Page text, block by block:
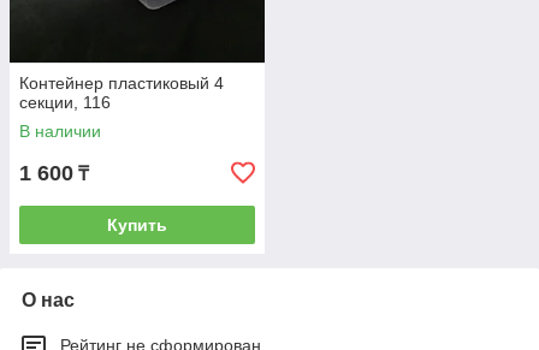
Контейнер пластиковый 4
секции, 116
В наличии
1 600 ₸
Купить
О нас
Рейтинг не сформирован